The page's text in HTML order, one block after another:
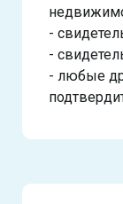
-
-
- любые